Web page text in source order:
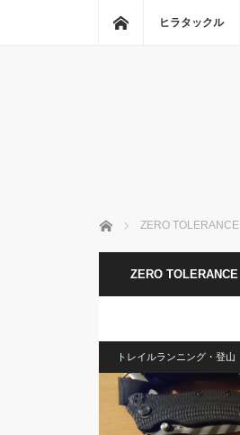
ホーム
ヒラタックル
ホーム ZERO TOLERANCE
ZERO TOLERANCE
トレイルランニング・登山